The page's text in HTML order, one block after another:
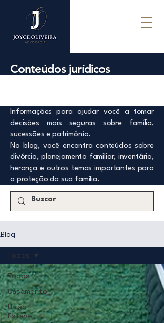
Conteúdos jurídicos
Informações para ajudar você a tomar
decisões mais seguras sobre família,
sucessões e patrimônio.
No blog, você encontra conteúdos sobre
divórcio, planejamento familiar, inventário,
herança e outros temas importantes para
a proteção da sua família.
Blog
Todos
Casamento
União
Estável
Todos